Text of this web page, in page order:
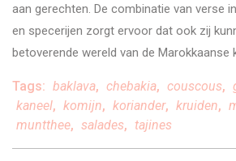
aan gerechten. De combinatie van verse
en specerijen zorgt ervoor dat ook zij
betoverende wereld van de Marokkaanse
Tags: baklava, chebakia, couscous,
kaneel, komijn, koriander, kruiden,
muntthee, salades, tajines